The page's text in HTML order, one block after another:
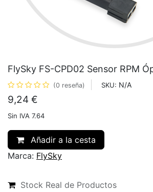
FlySky FS-CPD02 Sensor RPM
(0 reseña) SKU: N/A
9,24 €
Sin IVA 7.64
Añadir a la cesta
Marca: FlySky
Stock Real de Productos